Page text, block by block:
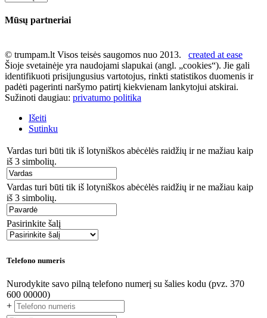
Mūsų partneriai
© trumpam.lt Visos teisės saugomos nuo 2013. created at ease
Šioje svetainėje yra naudojami slapukai (angl. „cookies“). Jie gali
identifikuoti prisijungusius vartotojus, rinkti statistikos duomenis ir
padėti pagerinti naršymo patirtį kiekvienam lankytojui atskirai.
Sužinoti daugiau: privatumo politika
Išeiti
Sutinku
Vardas turi būti tik iš lotyniškos abėcėlės raidžių ir ne mažiau kaip
iš 3 simbolių.
Vardas turi būti tik iš lotyniškos abėcėlės raidžių ir ne mažiau kaip
iš 3 simbolių.
Pasirinkite šalį
Telefono numeris
Nurodykite savo pilną telefono numerį su šalies kodu (pvz. 370
600 00000)
+